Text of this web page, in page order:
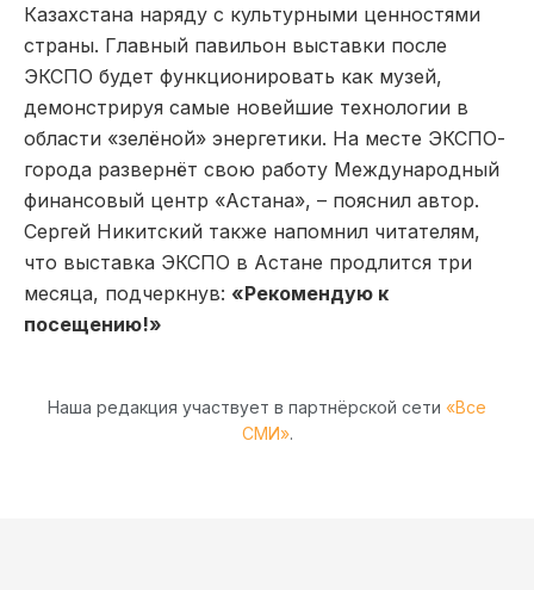
Казахстана наряду с культурными ценностями
страны. Главный павильон выставки после
ЭКСПО будет функционировать как музей,
демонстрируя самые новейшие технологии в
области «зелёной» энергетики. На месте ЭКСПО-
города развернёт свою работу Международный
финансовый центр «Астана», – пояснил автор.
Сергей Никитский также напомнил читателям,
что выставка ЭКСПО в Астане продлится три
месяца, подчеркнув: «Рекомендую к
посещению!»
Наша редакция участвует в партнёрской сети «Все
СМИ».